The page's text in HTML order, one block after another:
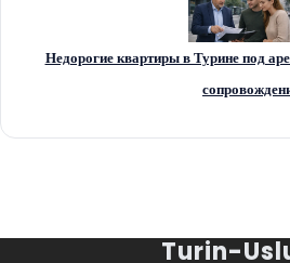
Недорогие квартиры в Турине под
Turin-